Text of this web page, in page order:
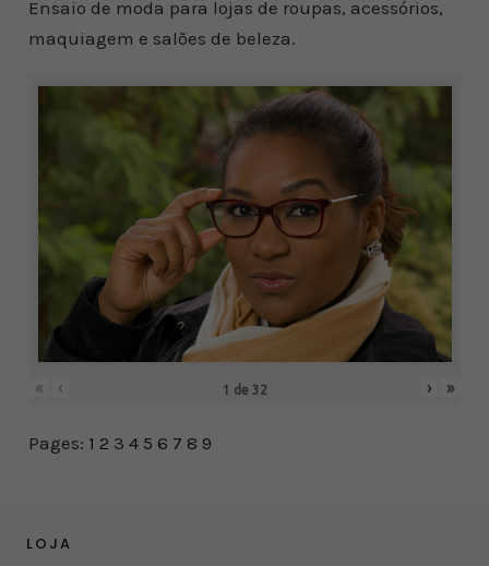
Ensaio de moda para lojas de roupas, acessórios,
maquiagem e salões de beleza.
« ‹ 1 de 32 › »
Pages: 1 2 3 4 5 6 7 8 9
LOJA